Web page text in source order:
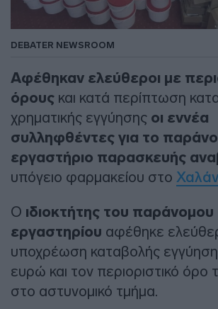
DEBATER NEWSROOM
Αφέθηκαν ελεύθεροι με
όρους και κατά περίπτωση
χρηματικής εγγύησης οι εννέα
συλληφθέντες για το
εργαστήριο παρασκευής
υπόγειο φαρμακείου στο
Ο ιδιοκτήτης του παράνομου
εργαστηρίου αφέθηκε
υποχρέωση καταβολής
ευρώ και τον περιοριστικό όρο
στο αστυνομικό τμήμα.